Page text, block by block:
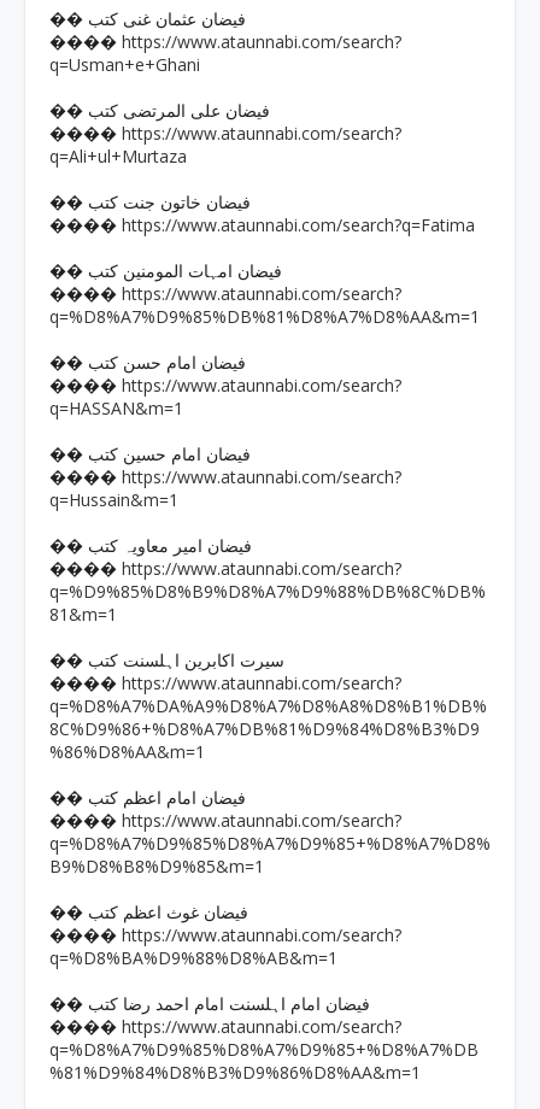
�� فیضان عثمان غنی کتب
���� https://www.ataunnabi.com/search?
q=Usman+e+Ghani
�� فیضان علی المرتضی کتب
���� https://www.ataunnabi.com/search?
q=Ali+ul+Murtaza
�� فیضان خاتون جنت کتب
���� https://www.ataunnabi.com/search?q=Fatima
�� فیضان امہات المومنین کتب
���� https://www.ataunnabi.com/search?
q=%D8%A7%D9%85%DB%81%D8%A7%D8%AA&m=1
�� فیضان امام حسن کتب
���� https://www.ataunnabi.com/search?
q=HASSAN&m=1
�� فیضان امام حسین کتب
���� https://www.ataunnabi.com/search?
q=Hussain&m=1
�� فیضان امیر معاویہ کتب
���� https://www.ataunnabi.com/search?
q=%D9%85%D8%B9%D8%A7%D9%88%DB%8C%DB%
81&m=1
�� سیرت اکابرین اہلسنت کتب
���� https://www.ataunnabi.com/search?
q=%D8%A7%DA%A9%D8%A7%D8%A8%D8%B1%DB%
8C%D9%86+%D8%A7%DB%81%D9%84%D8%B3%D9
%86%D8%AA&m=1
�� فیضان امام اعظم کتب
���� https://www.ataunnabi.com/search?
q=%D8%A7%D9%85%D8%A7%D9%85+%D8%A7%D8%
B9%D8%B8%D9%85&m=1
�� فیضان غوث اعظم کتب
���� https://www.ataunnabi.com/search?
q=%D8%BA%D9%88%D8%AB&m=1
�� فیضان امام اہلسنت امام احمد رضا کتب
���� https://www.ataunnabi.com/search?
q=%D8%A7%D9%85%D8%A7%D9%85+%D8%A7%DB
%81%D9%84%D8%B3%D9%86%D8%AA&m=1